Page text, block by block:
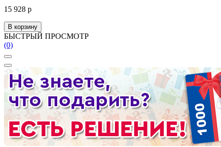
15 928 р
В корзину
БЫСТРЫЙ ПРОСМОТР
(0)